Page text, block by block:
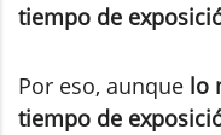
tiempo de
Por eso, aunque lo
tiempo de